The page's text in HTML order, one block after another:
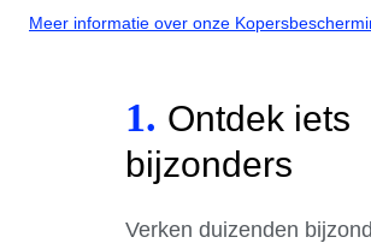
Meer informatie over onze
1. Ontdek iets
bijzonders
Verken duizenden